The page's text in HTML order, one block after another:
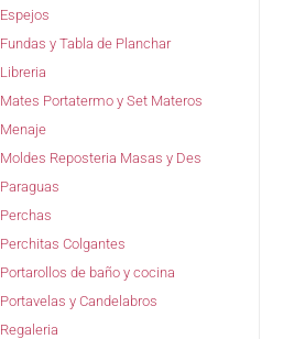
Espejos
Fundas y Tabla de Planchar
Libreria
Mates Portatermo y Set Materos
Menaje
Moldes Reposteria Masas y Des
Paraguas
Perchas
Perchitas Colgantes
Portarollos de baño y cocina
Portavelas y Candelabros
Regaleria